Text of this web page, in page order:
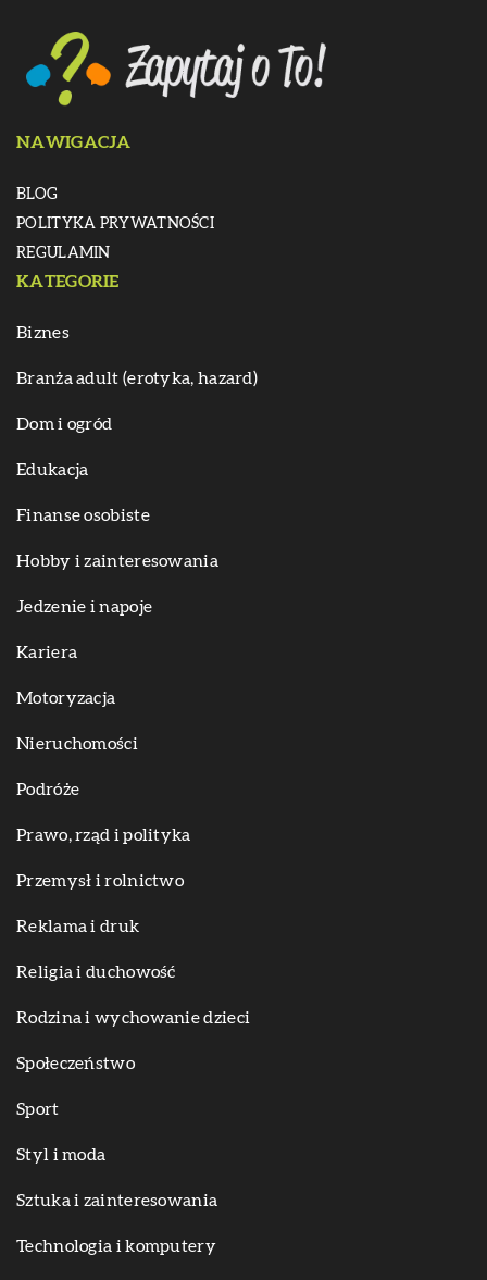
NAWIGACJA
BLOG
POLITYKA PRYWATNOŚCI
REGULAMIN
KATEGORIE
Biznes
Branża adult (erotyka, hazard)
Dom i ogród
Edukacja
Finanse osobiste
Hobby i zainteresowania
Jedzenie i napoje
Kariera
Motoryzacja
Nieruchomości
Podróże
Prawo, rząd i polityka
Przemysł i rolnictwo
Reklama i druk
Religia i duchowość
Rodzina i wychowanie dzieci
Społeczeństwo
Sport
Styl i moda
Sztuka i zainteresowania
Technologia i komputery